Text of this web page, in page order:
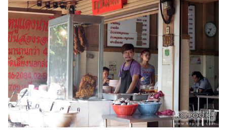
งาน
กับ
เรา